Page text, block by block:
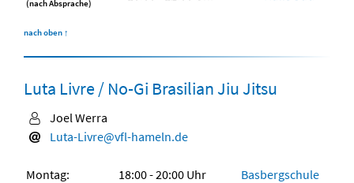
(nach Absprache)
nach oben ↑
Luta Livre / No-Gi Brasilian Jiu Jitsu
Joel Werra
Luta-Livre@vfl-hameln.de
Montag: 18:00 - 20:00 Uhr
Basbergschule